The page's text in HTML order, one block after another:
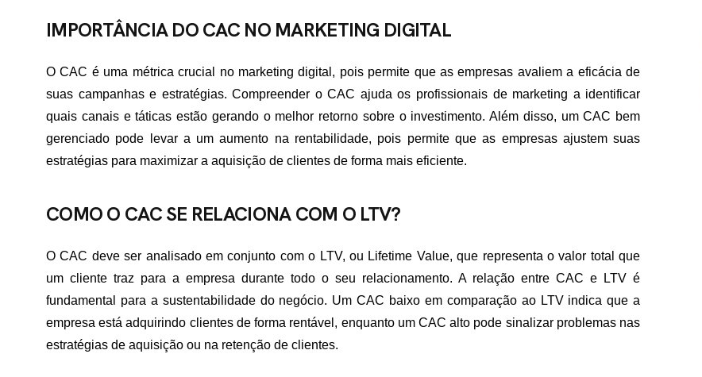
IMPORTÂNCIA DO CAC NO MARKETING DIGITAL
O CAC é uma métrica crucial no marketing digital, pois permite que as empresas avaliem a eficácia de
suas campanhas e estratégias. Compreender o CAC ajuda os profissionais de marketing a identificar
quais canais e táticas estão gerando o melhor retorno sobre o investimento. Além disso, um CAC bem
gerenciado pode levar a um aumento na rentabilidade, pois permite que as empresas ajustem suas
estratégias para maximizar a aquisição de clientes de forma mais eficiente.
COMO O CAC SE RELACIONA COM O LTV?
O CAC deve ser analisado em conjunto com o LTV, ou Lifetime Value, que representa o valor total que
um cliente traz para a empresa durante todo o seu relacionamento. A relação entre CAC e LTV é
fundamental para a sustentabilidade do negócio. Um CAC baixo em comparação ao LTV indica que a
empresa está adquirindo clientes de forma rentável, enquanto um CAC alto pode sinalizar problemas nas
estratégias de aquisição ou na retenção de clientes.